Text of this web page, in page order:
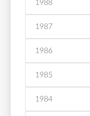
1988
1987
1986
1985
1984